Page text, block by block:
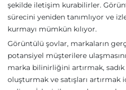
şekilde iletişim kurabilirler.
sürecini yeniden tanımlıyor ve
kurmayı mümkün kılıyor.
Görüntülü şovlar, markaların
potansiyel müşterilere
marka bilinirliğini artırmak,
oluşturmak ve satışları